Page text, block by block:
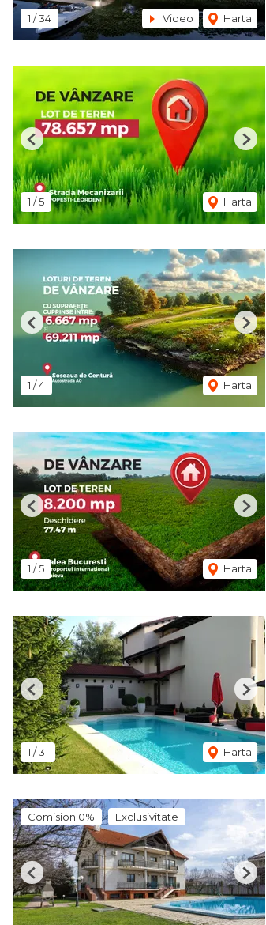
1 /34 Video Harta
1 /5 Harta
Previous Next
1 /4 Harta
Previous Next
1 /5 Harta
Previous Next
1 /31 Harta
Previous Next
Comision 0% Exclusivitate
Previous Next